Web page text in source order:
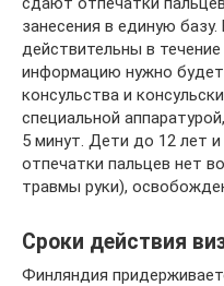
занесения в единую
действительны в
информацию нужно
консульства и
специальной
5 минут. Дети до 12 лет
отпечатки пальцев нет
травмы руки),
Сроки действия
Финляндия